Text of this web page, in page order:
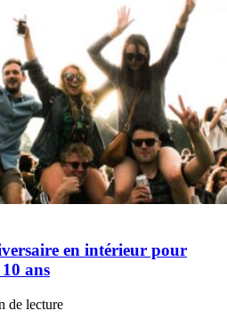
en intérieur pour
ans
de lecture